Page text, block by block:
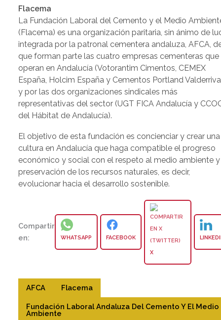
Flacema
La Fundación Laboral del Cemento y el Medio
(Flacema) es una organización paritaria, sin ánimo de
integrada por la patronal cementera andaluza, AFCA,
que forman parte las cuatro empresas cementeras que
operan en Andalucía (Votorantim Cimentos, CEMEX
España, Holcim España y Cementos Portland
y por las dos organizaciones sindicales más
representativas del sector (UGT FICA Andalucía y
del Hábitat de Andalucía).
El objetivo de esta fundación es concienciar y crear una
cultura en Andalucía que haga compatible el progreso
económico y social con el respeto al medio ambiente
preservación de los recursos naturales, es decir,
evolucionar hacia el desarrollo sostenible.
Compartir
en:
WHATSAPP FACEBOOK
X
AFCA Flacema
Fundación Laboral Andaluza Del Cemento Y El Medio
Ambiente